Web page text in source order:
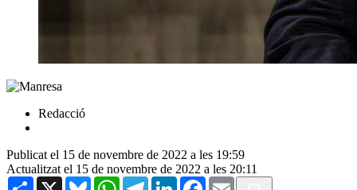
Redacció
Publicat el 15 de novembre de 2022 a les 19:59
Actualitzat el 15 de novembre de 2022 a les 20:11
Share X BlueskyWhatsAppTelegramLinkedInFacebook
Email